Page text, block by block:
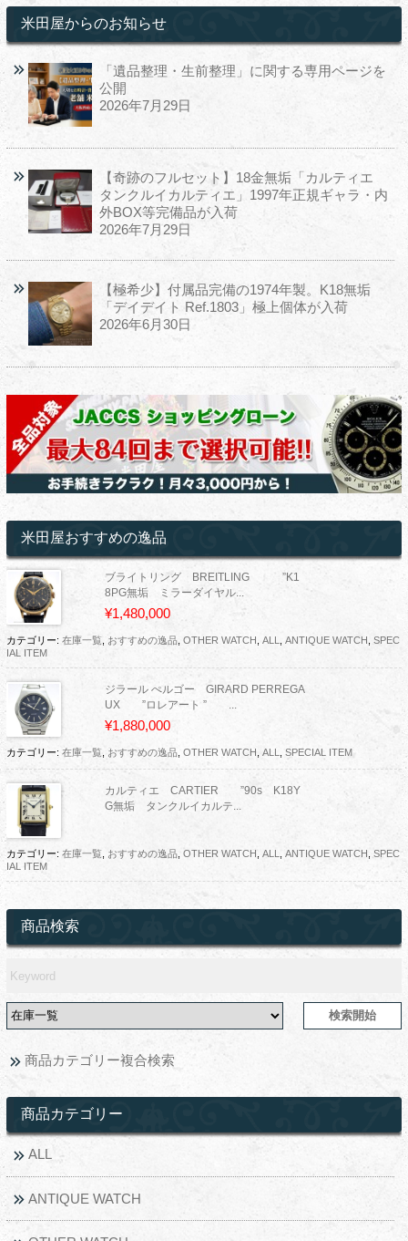
米田屋からのお知らせ
「遺品整理・生前整理」に関する専用ページを
公開
2026年7月29日
【奇跡のフルセット】18金無垢「カルティエ
タンクルイカルティエ」1997年正規ギャラ・内
外BOX等完備品が入荷
2026年7月29日
【極希少】付属品完備の1974年製。K18無垢
「デイデイト Ref.1803」極上個体が入荷
2026年6月30日
米田屋おすすめの逸品
ブライトリング BREITLING ”K1
8PG無垢 ミラーダイヤル...
¥1,480,000
カテゴリー: 在庫一覧, おすすめの逸品, OTHER WATCH ALL ANTIQUE WATCH
SPEC
IAL ITEM
ジラール ぺルゴー GIRARD PERREGA
UX ”ロレアート ” ...
¥1,880,000
カテゴリー: 在庫一覧, おすすめの逸品, OTHER WATCH ALL SPECIAL ITEM
カルティエ CARTIER ”90s K18Y
G無垢 タンクルイカルテ...
カテゴリー: 在庫一覧, おすすめの逸品, OTHER WATCH ALL ANTIQUE WATCH
SPEC
IAL ITEM
商品検索
商品カテゴリー複合検索
商品カテゴリー
ALL
ANTIQUE WATCH